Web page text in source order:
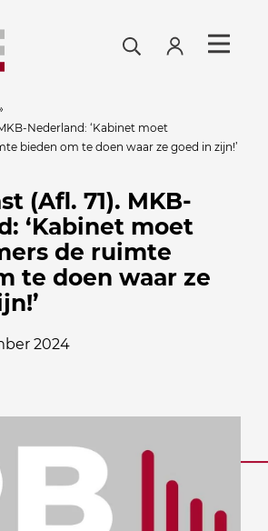
Nederland: ‘Kabinet moet
bieden om te doen waar ze goed in zijn!’
(Afl. 71). MKB-
‘Kabinet moet
de ruimte
te doen waar ze
2024